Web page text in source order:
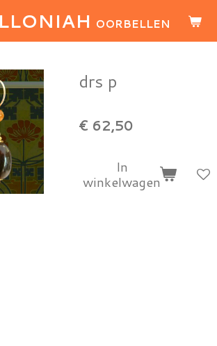
OORBELLEN
drs p
€ 62,50
In
winkelwagen